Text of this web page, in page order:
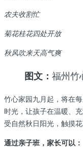
农夫收割忙
菊花桂花四处开放
秋风吹来天高气爽
图文： 福州竹
竹心家园九月起，将在
时光，让孩子在温暖、
受自然秋日阳光，触摸
通过亲子班，家长可以：